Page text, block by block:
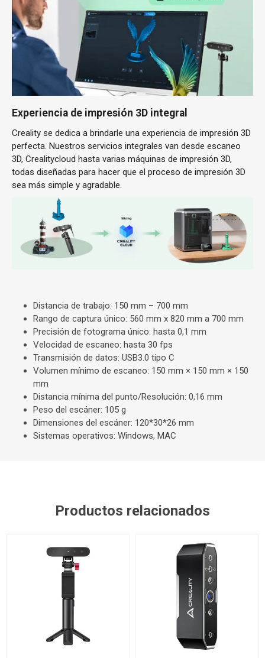
Experiencia de impresión 3D integral
Creality se dedica a brindarle una experiencia de impresión 3D
perfecta. Nuestros servicios integrales van desde escaneo
3D, Crealitycloud hasta varias máquinas de impresión 3D,
todas diseñadas para hacer que el proceso de impresión 3D
sea más simple y agradable.
Distancia de trabajo: 150 mm – 700 mm
Rango de captura único: 560 mm x 820 mm a 700 mm
Precisión de fotograma único: hasta 0,1 mm
Velocidad de escaneo: hasta 30 fps
Transmisión de datos: USB3.0 tipo C
Volumen mínimo de escaneo: 150 mm × 150 mm × 150
mm
Distancia mínima del punto/Resolución: 0,16 mm
Peso del escáner: 105 g
Dimensiones del escáner: 120*30*26 mm
Sistemas operativos: Windows, MAC
Productos relacionados